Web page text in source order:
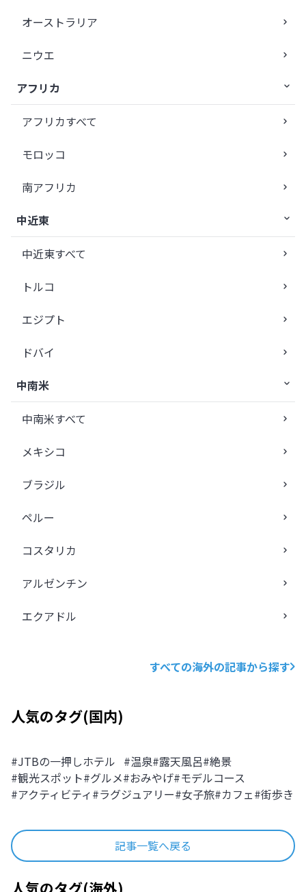
オーストラリア
ニウエ
アフリカ
アフリカすべて
モロッコ
南アフリカ
中近東
中近東すべて
トルコ
エジプト
ドバイ
中南米
中南米すべて
メキシコ
ブラジル
ペルー
コスタリカ
アルゼンチン
エクアドル
すべての海外の記事から探す
人気のタグ(国内)
#JTBの一押しホテル #温泉#露天風呂#絶景
#観光スポット#グルメ#おみやげ#モデルコース
#アクティビティ#ラグジュアリー#女子旅#カフェ#街歩き
記事一覧へ戻る
人気のタグ(海外)